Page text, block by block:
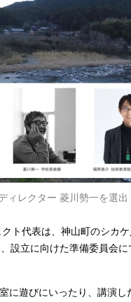
ィレクター 菱川勢一を選
ト代表は、神山町のシカケ
設立に向けた準備委員会に
に遊びにいったり、講演し